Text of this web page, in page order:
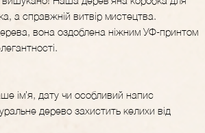
а справжній витвір мистецтва.
вона оздоблена ніжним УФ-принтом
ім’я, дату чи особливий напис
дерево захистить келихи від